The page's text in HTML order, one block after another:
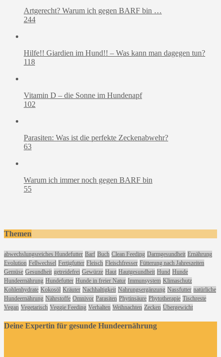
Artgerecht? Warum ich gegen BARF bin …
244
Hilfe!! Giardien im Hund!! – Was kann man dagegen tun?
118
Vitamin D – die Sonne im Hundenapf
102
Parasiten: Was ist die perfekte Zeckenabwehr?
63
Warum ich immer noch gegen BARF bin
55
Themen
abwechslungsreiches Hundefutter Barf Buch Clean Feeding Darmgesundheit Ernährung
Evolution Fellwechsel Fertigfutter Fleisch Fleischfresser Fütterung nach Jahreszeiten
Gemüse Gesundheit getreidefrei Gewürze Haut Hautgesundheit Hund Hunde
Hundeernährung Hundefutter Hunde in freier Natur Immunsystem Klimaschutz
Kohlenhydrate Kokosöl Kräuter Nachhaltigkeit Nahrungsergänzung Nassfutter natürliche
Hundeernährung Nährstoffe Omnivor Parasiten Phytinsäure Phytotherapie Tischreste
Vegan Vegetarisch Veggie Feeding Verhalten Weihnachten Zecken Übergewicht
Deine Expertin für gesunde Hundeernährung